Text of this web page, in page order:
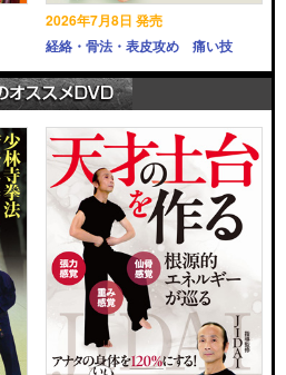
2026年7月8日 発売
経絡・骨法・表皮攻め 痛い技